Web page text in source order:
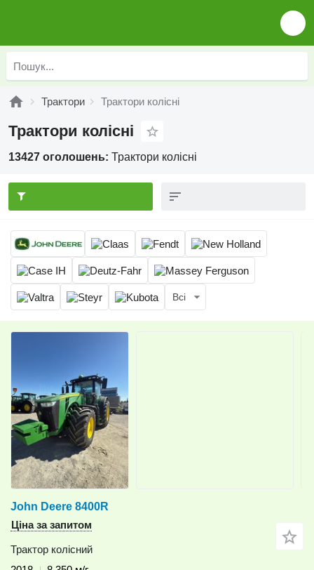
Трактори Трактори колісні
Трактори колісні
13427 оголошень: Трактори колісні
Всі
John Deere 8400R
Ціна за запитом
Трактор колісний